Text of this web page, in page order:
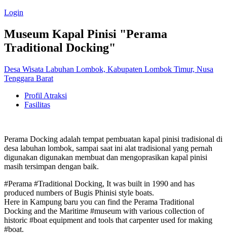
Login
Museum Kapal Pinisi "Perama
Traditional Docking"
Desa Wisata Labuhan Lombok, Kabupaten Lombok Timur, Nusa
Tenggara Barat
Profil Atraksi
Fasilitas
Perama Docking adalah tempat pembuatan kapal pinisi tradisional di
desa labuhan lombok, sampai saat ini alat tradisional yang pernah
digunakan digunakan membuat dan mengoprasikan kapal pinisi
masih tersimpan dengan baik.
#Perama #Traditional Docking, It was built in 1990 and has
produced numbers of Bugis Phinisi style boats.
Here in Kampung baru you can find the Perama Traditional
Docking and the Maritime #museum with various collection of
historic #boat equipment and tools that carpenter used for making
#boat.